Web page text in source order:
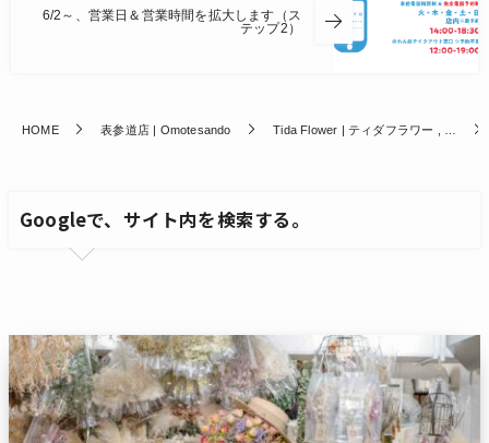
6/2～、営業日＆営業時間を拡大します（ス
テップ2）
HOME 表参道店 | Omotesando Tida Flower | ティダフラワー , …
Googleで、サイト内を検索する。